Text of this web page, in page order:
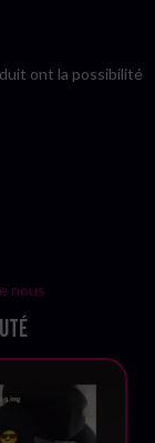
ont la possibilité
nous